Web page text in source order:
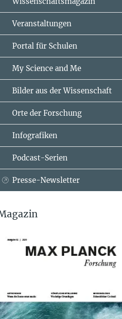
Veranstaltungen
Portal für Schulen
My Science and Me
Bilder aus der Wissenschaft
Orte der Forschung
Infografiken
Podcast-Serien
Presse-Newsletter